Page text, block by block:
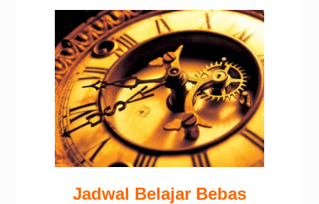
Jadwal Belajar Bebas